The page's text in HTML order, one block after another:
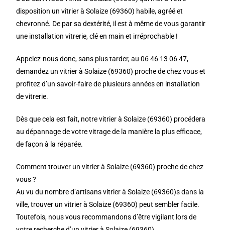
disposition un vitrier à Solaize (69360) habile, agréé et
chevronné. De par sa dextérité, il est à même de vous garantir
une installation vitrerie, clé en main et irréprochable !
Appelez-nous donc, sans plus tarder, au 06 46 13 06 47,
demandez un vitrier à Solaize (69360) proche de chez vous et
profitez d’un savoir-faire de plusieurs années en installation
de vitrerie.
Dès que cela est fait, notre vitrier à Solaize (69360) procédera
au dépannage de votre vitrage de la manière la plus efficace,
de façon à la réparée.
Comment trouver un vitrier à Solaize (69360) proche de chez
vous ?
Au vu du nombre d’artisans vitrier à Solaize (69360)s dans la
ville, trouver un vitrier à Solaize (69360) peut sembler facile.
Toutefois, nous vous recommandons d’être vigilant lors de